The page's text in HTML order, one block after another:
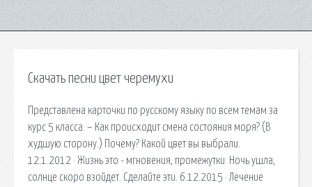
Скачать песни цвет черемухи
Представлена карточки по русскому языку по всем темам за
курс 5 класса. – Как происходит смена состояния моря? (В
худшую сторону.) Почему? Какой цвет вы выбрали.
12.1.2012 · Жизнь это - мгновения, промежутки. Ночь ушла,
солнце скоро взойдет. Сделайте эти. 6.12.2015 · Лечение